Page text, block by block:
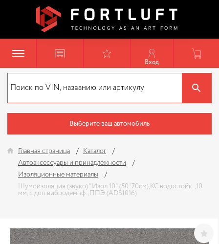
Вход
Выберите ваш автомобиль
Главная страница
Каталог
Автоаксессуары и принадлежности
Изоляционные материалы
Шумоизоляция (звуко) "Изол 10" (50*70см),КС водостойк.,10
мм, с доп.вибродемпф.,ППЭ (ADSI016)